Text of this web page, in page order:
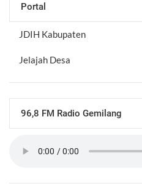
Portal
JDIH Kabupaten
Jelajah Desa
96,8 FM Radio Gemilang